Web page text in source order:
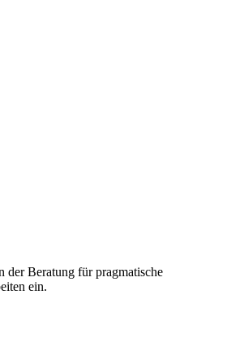
Beratung für pragmatische
ein.